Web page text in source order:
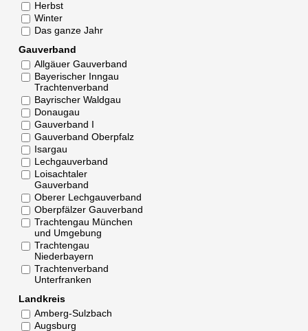
Herbst
Winter
Das ganze Jahr
Gauverband
Allgäuer Gauverband
Bayerischer Inngau
Trachtenverband
Bayrischer Waldgau
Donaugau
Gauverband I
Gauverband Oberpfalz
Isargau
Lechgauverband
Loisachtaler
Gauverband
Oberer Lechgauverband
Oberpfälzer Gauverband
Trachtengau München
und Umgebung
Trachtengau
Niederbayern
Trachtenverband
Unterfranken
Landkreis
Amberg-Sulzbach
Augsburg